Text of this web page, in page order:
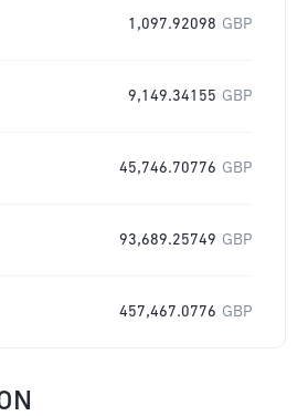
1,097.92098 GBP
9,149.34155 GBP
45,746.70776 GBP
93,689.25749 GBP
457,467.0776 GBP